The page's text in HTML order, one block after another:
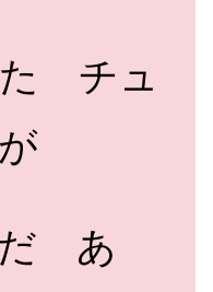
チュ
あ